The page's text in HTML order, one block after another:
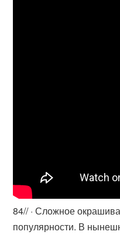
8‏‏/4‏‏/ · Сложное окрашивание волос бьет все рекорды
популярности. В